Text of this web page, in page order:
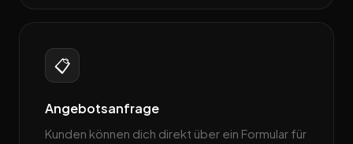
📋
Angebotsanfrage
Kunden können dich direkt über ein Formular für